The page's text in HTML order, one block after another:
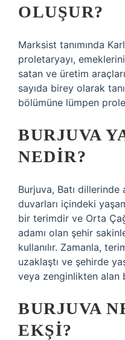
OLUŞUR?
Marksist tanımında
proletaryayı,
satan ve üretim
sayıda birey olarak
bölümüne lümpen
BURJUVA
NEDIR?
Burjuva, Batı dillerinde
duvarları içindeki
bir terimdir ve Orta
adamı olan şehir
kullanılır. Zamanla,
uzaklaştı ve şehirde
veya zenginlikten alan
BURJUVA
EKŞI?